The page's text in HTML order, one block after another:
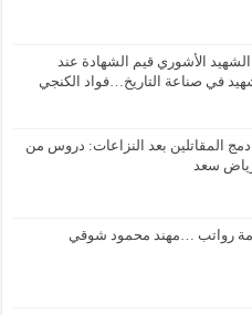
الأشوري قيم الشهادة عند
في صناعة التاريخ…فواد الكنجي
دمج المقاتلين بعد النزاعات: دروس من
سعد
رواتب …مهند محمود شوقي